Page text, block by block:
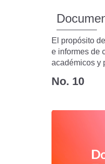
El propósito
e informes de
académicos y
No. 10